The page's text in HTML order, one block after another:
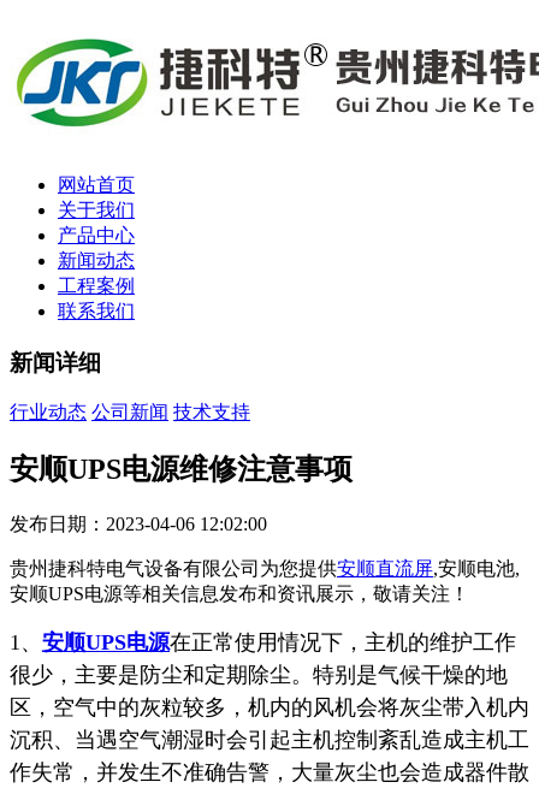
网站首页
关于我们
产品中心
新闻动态
工程案例
联系我们
新闻详细
行业动态 公司新闻 技术支持
安顺UPS电源维修注意事项
发布日期：2023-04-06 12:02:00
贵州捷科特电气设备有限公司为您提供安顺直流屏,安顺电池,
安顺UPS电源等相关信息发布和资讯展示，敬请关注！
1、 安顺UPS电源在正常使用情况下，主机的维护工作
很少，主要是防尘和定期除尘。特别是气候干燥的地
区，空气中的灰粒较多，机内的风机会将灰尘带入机内
沉积、当遇空气潮湿时会引起主机控制紊乱造成主机工
作失常，并发生不准确告警，大量灰尘也会造成器件散